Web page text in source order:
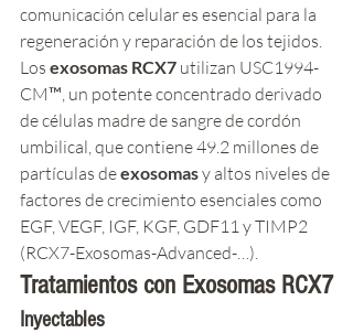
comunicación celular es esencial para la
regeneración y reparación de los tejidos.
Los exosomas RCX7 utilizan USC1994-
CM™, un potente concentrado derivado
de células madre de sangre de cordón
umbilical, que contiene 49.2 millones de
partículas de exosomas y altos niveles de
factores de crecimiento esenciales como
EGF, VEGF, IGF, KGF, GDF11 y TIMP2​
(RCX7-Exosomas-Advanced-…)​.
Tratamientos con Exosomas RCX7
Inyectables